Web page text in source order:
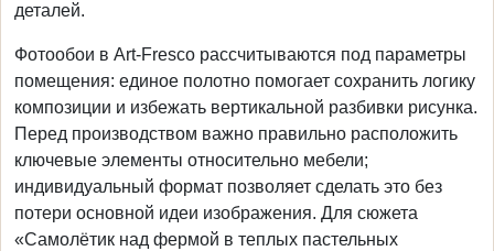
деталей.
Фотообои в Art-Fresco рассчитываются под параметры
помещения: единое полотно помогает сохранить логику
композиции и избежать вертикальной разбивки рисунка.
Перед производством важно правильно расположить
ключевые элементы относительно мебели;
индивидуальный формат позволяет сделать это без
потери основной идеи изображения. Для сюжета
«Самолётик над фермой в теплых пастельных